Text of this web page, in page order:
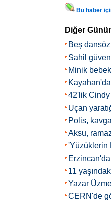
Bu haber
Diğer
Beş
Sahil
Minik
42'lik
Uçan
Polis,
Aksu,
'Yüzüklerin
Erzincan'da
11
Yazar
CERN'de